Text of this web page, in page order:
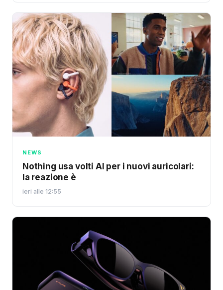
NEWS
Nothing usa volti AI per i nuovi auricolari:
la reazione è
ieri alle 12:55